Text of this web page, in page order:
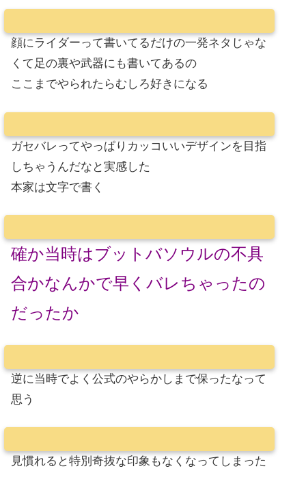
顔にライダーって書いてるだけの一発ネタじゃな
くて足の裏や武器にも書いてあるの
ここまでやられたらむしろ好きになる
ガセバレってやっぱりカッコいいデザインを目指
しちゃうんだなと実感した
本家は文字で書く
確か当時はブットバソウルの不具
合かなんかで早くバレちゃったの
だったか
逆に当時でよく公式のやらかしまで保ったなって
思う
見慣れると特別奇抜な印象もなくなってしまった